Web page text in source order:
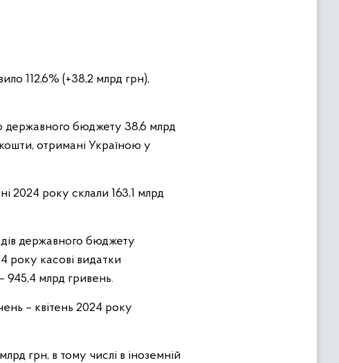
112,6% (+38,2 млрд грн),
державного бюджету 38,6 млрд
отримані Україною у
2024 року склали 163,1 млрд
державного бюджету
року касові видатки
945,4 млрд гривень.
– квітень 2024 року
грн, в тому числі в іноземній